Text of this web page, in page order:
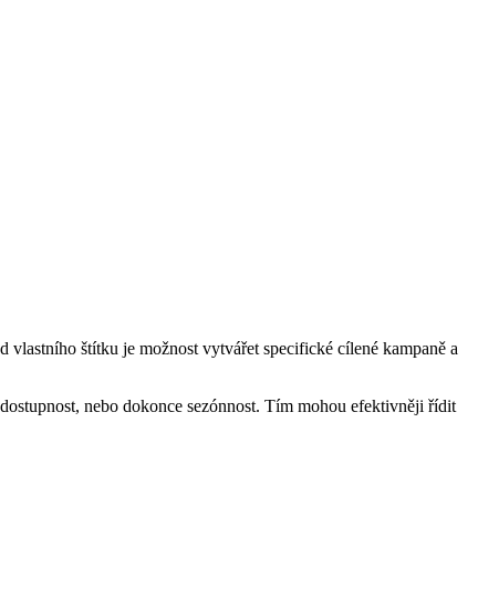
štítku je možnost vytvářet specifické cílené kampaně a
nebo dokonce sezónnost. Tím mohou efektivněji řídit